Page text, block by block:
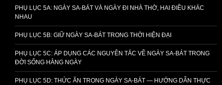
PHỤ LỤC 5A: NGÀY SA-BÁT VÀ NGÀY ĐI NHÀ THỜ, HAI ĐIỀU KHÁC
NHAU
PHỤ LỤC 5B: GIỮ NGÀY SA-BÁT TRONG THỜI HIỆN ĐẠI
PHỤ LỤC 5C: ÁP DỤNG CÁC NGUYÊN TẮC VỀ NGÀY SA-BÁT TRONG
ĐỜI SỐNG HẰNG NGÀY
PHỤ LỤC 5D: THỨC ĂN TRONG NGÀY SA-BÁT — HƯỚNG DẪN THỰC